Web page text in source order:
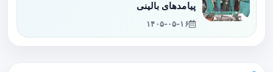
پیامدهای بالینی
۱۴۰۵-۰۵-۱۶